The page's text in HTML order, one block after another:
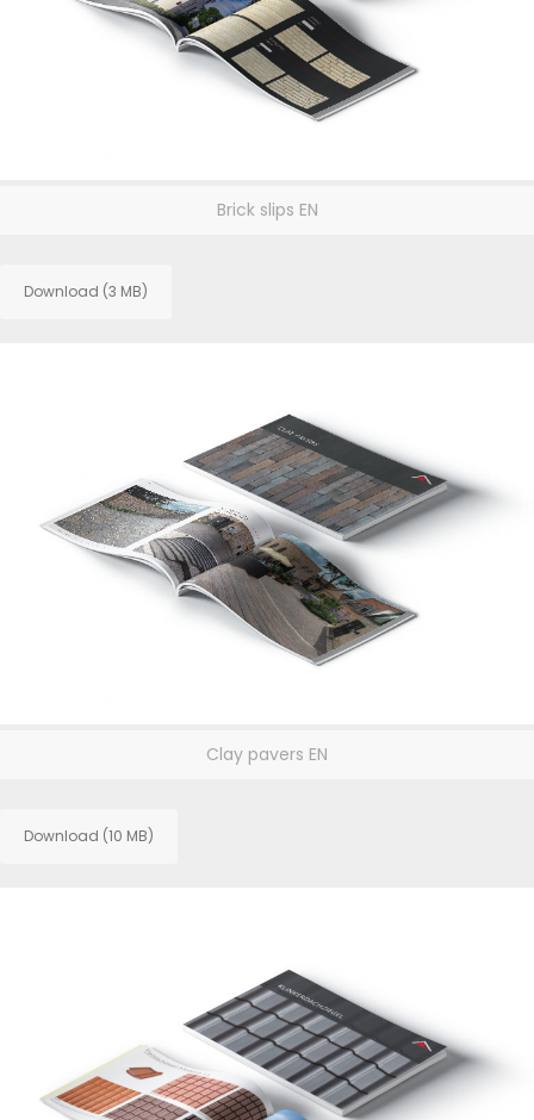
Brick slips EN
Download (3 MB)
Clay pavers EN
Download (10 MB)